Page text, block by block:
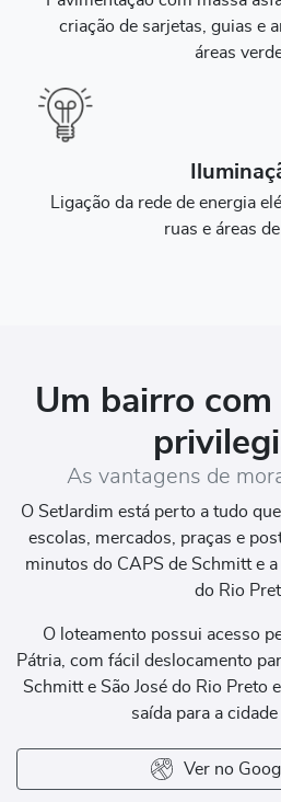
criação de sarjetas, guias e
áreas
Ligação da rede de energia
ruas e áreas de
Um bairro com
As vantagens de
O SetJardim está perto a tudo
escolas, mercados, praças e
minutos do CAPS de Schmitt e
do Rio
O loteamento possui acesso
Pátria, com fácil deslocamento
Schmitt e São José do Rio Preto
saída para a cidade
Ver no